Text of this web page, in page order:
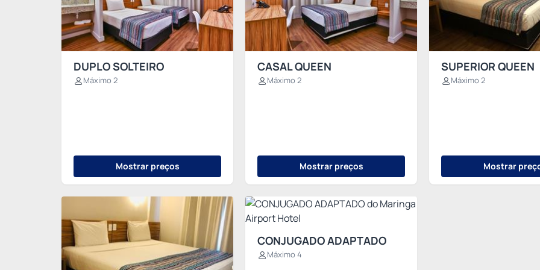
DUPLO SOLTEIRO
Máximo 2
Mostrar preços
CASAL QUEEN
Máximo 2
Mostrar preços
SUPERIOR QUEEN
Máximo 2
Mostrar
CONJUGADO ADAPTADO
Máximo 4